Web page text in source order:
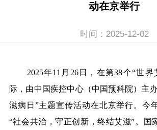
动在京举行
时间： 2025-12-02
2025年11月26日，在第38个“世
际，由中国疾控中心（中国预科院）主
滋病日”主题宣传活动在北京举行。今
“社会共治，守正创新，终结艾滋”。国